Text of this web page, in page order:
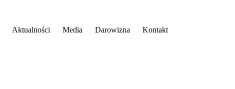
Aktualności Media Darowizna Kontakt